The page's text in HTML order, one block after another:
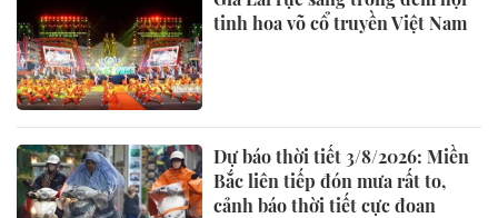
tinh hoa võ cổ truyền Việt Nam
Dự báo thời tiết 3/8/2026: Miền
Bắc liên tiếp đón mưa rất to,
cảnh báo thời tiết cực đoan